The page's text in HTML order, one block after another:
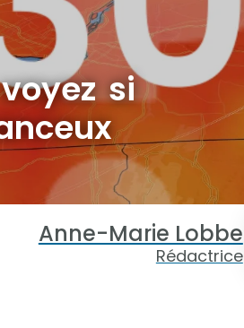
si
Anne-Marie Lobbe
Rédactrice